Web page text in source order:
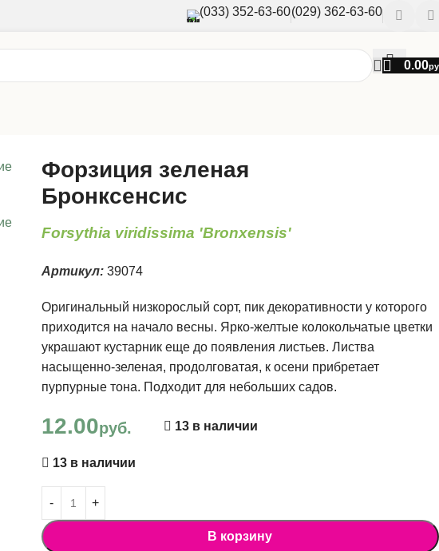
(033) 352-63-60(029) 362-63-60
0.00
Форзиция зеленая
Бронксенсис
Forsythia viridissima 'Bronxensis'
Артикул: 39074
Оригинальный низкорослый сорт, пик декоративности у которого
приходится на начало весны. Ярко-желтые колокольчатые цветки
украшают кустарник еще до появления листьев. Листва
насыщенно-зеленая, продолговатая, к осени прибретает
пурпурные тона. Подходит для небольших садов.
12.00руб. 13 в наличии
13 в наличии
В корзину